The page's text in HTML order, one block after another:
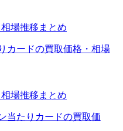
場推移まとめ
場推移まとめ